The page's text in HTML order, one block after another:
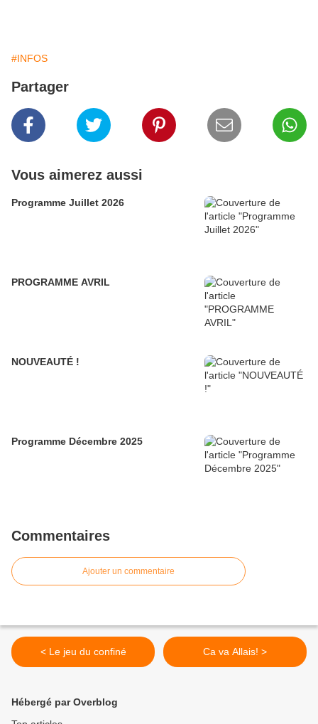
#INFOS
Partager
Vous aimerez aussi
Programme Juillet 2026
PROGRAMME AVRIL
NOUVEAUTÉ !
Programme Décembre 2025
Commentaires
Ajouter un commentaire
< Le jeu du confiné Ca va Allais! >
Hébergé par Overblog